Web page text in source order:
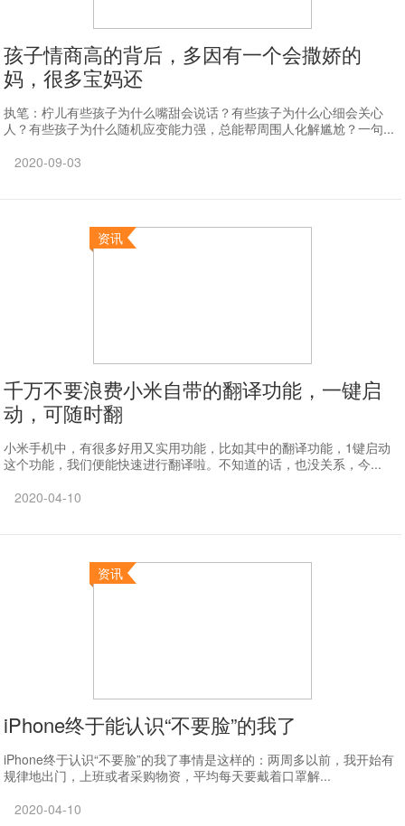
孩子情商高的背后，多因有一个会撒娇的
妈，很多宝妈还
执笔：柠儿有些孩子为什么嘴甜会说话？有些孩子为什么心细会关心
人？有些孩子为什么随机应变能力强，总能帮周围人化解尴尬？一句...
2020-09-03
资讯
千万不要浪费小米自带的翻译功能，一键启
动，可随时翻
小米手机中，有很多好用又实用功能，比如其中的翻译功能，1键启动
这个功能，我们便能快速进行翻译啦。不知道的话，也没关系，今...
2020-04-10
资讯
iPhone终于能认识“不要脸”的我了
iPhone终于认识“不要脸”的我了事情是这样的：两周多以前，我开始有
规律地出门，上班或者采购物资，平均每天要戴着口罩解...
2020-04-10